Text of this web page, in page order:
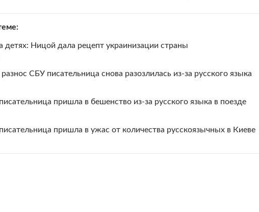
детях: Ницой дала рецепт украинизации страны
СБУ писательница снова разозлилась из-за русского языка
пришла в бешенство из-за русского языка в поезде
пришла в ужас от количества русскоязычных в Киеве